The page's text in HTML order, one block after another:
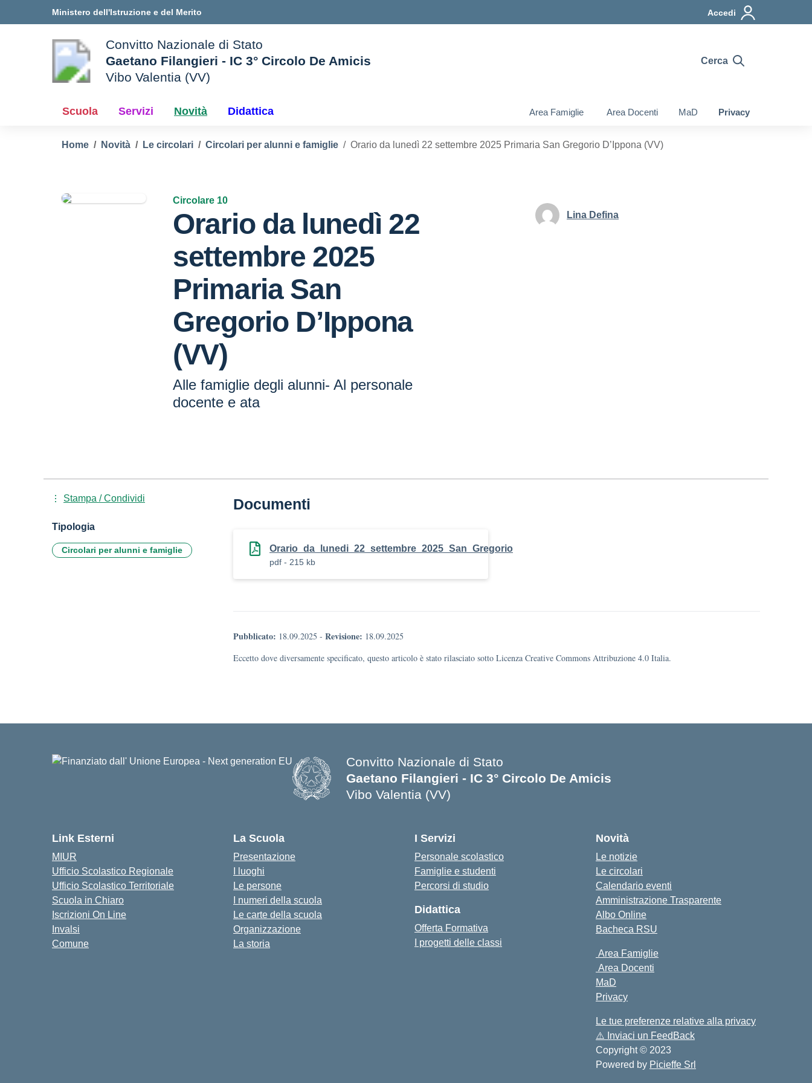
Ministero dell'Istruzione e del Merito Accedi
scuola
Convitto Nazionale di Stato
Gaetano Filangieri - IC 3° Circolo De Amicis
Vibo Valentia (VV)
Cerca
Scuola Servizi Novità Didattica Area Famiglie Area Docenti MaD Privacy
Home Novità Le circolari Circolari per alunni e famiglie Orario da lunedì 22 settembre 2025 Primaria San Gregorio D’Ippona (VV)
Circolare 10
Orario da lunedì 22
settembre 2025
Primaria San
Gregorio D’Ippona
(VV)
Alle famiglie degli alunni- Al personale
docente e ata
Lina Defina
Documenti
Orario_da_lunedi_22_settembre_2025_San_Gregorio
pdf - 215 kb
Pubblicato: 18.09.2025 - Revisione: 18.09.2025
Eccetto dove diversamente specificato, questo articolo è stato rilasciato sotto Licenza Creative Commons Attribuzione 4.0 Italia.
Stampa / Condividi
Tipologia
Circolari per alunni e famiglie
Convitto Nazionale di Stato
Gaetano Filangieri - IC 3° Circolo De Amicis
Vibo Valentia (VV)
Link Esterni
MIUR
Ufficio Scolastico Regionale
Ufficio Scolastico Territoriale
Scuola in Chiaro
Iscrizioni On Line
Invalsi
Comune
La Scuola
Presentazione
I luoghi
Le persone
I numeri della scuola
Le carte della scuola
Organizzazione
La storia
I Servizi
Personale scolastico
Famiglie e studenti
Percorsi di studio
Didattica
Offerta Formativa
I progetti delle classi
Novità
Le notizie
Le circolari
Calendario eventi
Amministrazione Trasparente
Albo Online
Bacheca RSU
Area Famiglie
Area Docenti
MaD
Privacy
Le tue preferenze relative alla privacy
⚠️ Inviaci un FeedBack
Copyright © 2023
Powered by Picieffe Srl